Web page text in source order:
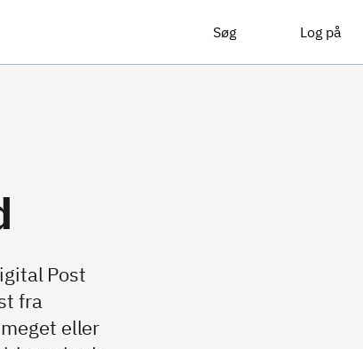
Søg Log på
Post
fra
eller